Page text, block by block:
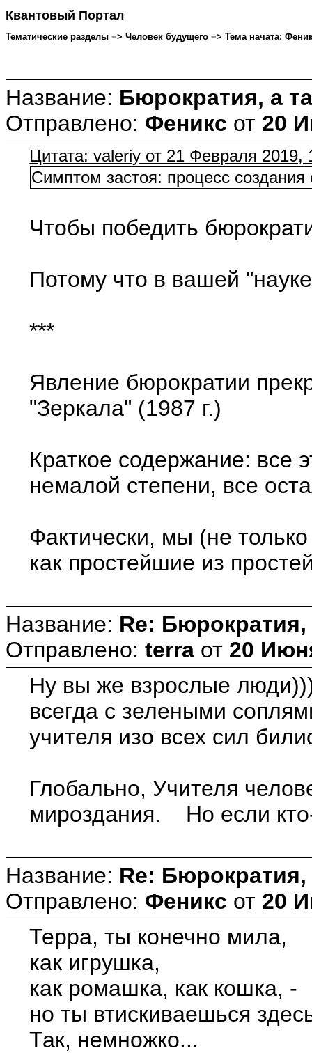
Квантовый Портал
Тематические разделы => Человек будущего => Тема начата:
Название: Бюрократия, а
Отправлено: Феникс от 20
Цитата: valeriy от 21 Февраля 2019,
Симптом застоя: процесс создания
Чтобы победить
Потому что в вашей
***
Явление бюрократии
"Зеркала" (1987 г.)
Краткое содержание: все
немалой степени, все
Фактически, мы (не
как простейшие из
Название: Re: Бюрократия,
Отправлено: terra от 20
Ну вы же взрослые
всегда с зелеными
учителя изо всех сил
Глобально, Учителя
мироздания. Но если кто-
Название: Re: Бюрократия,
Отправлено: Феникс от 20
Терра, ты конечно мила,
как игрушка,
как ромашка, как кошка, -
но ты втискиваешься
Так, немножко...